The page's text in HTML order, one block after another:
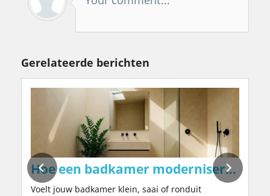
Gerelateerde berichten
– natuurlijk, zonder chemicaliën of
Hoe een badkamer moderniseren in
Voelt jouw badkamer klein, saai of ronduit